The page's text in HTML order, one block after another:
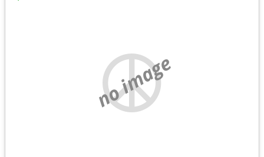
no image